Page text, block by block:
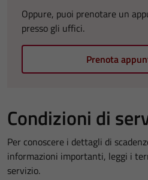
Oppure, puoi prenotare un
presso gli uffici.
Prenota
Condizioni di
Per conoscere i dettagli di
informazioni importanti, leggi i
servizio.